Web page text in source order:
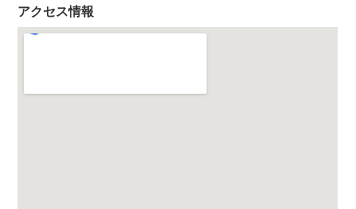
アクセス情報